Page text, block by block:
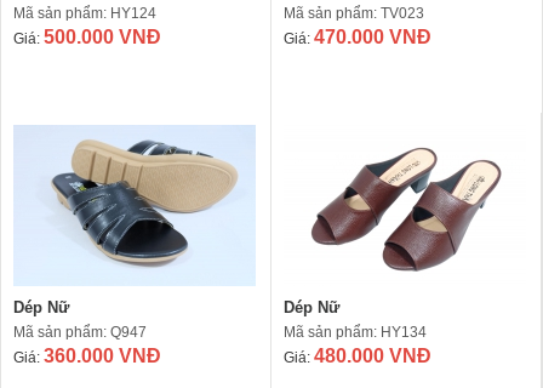
Mã sản phẩm: HY124
Giá: 500.000 VNĐ
Mã sản phẩm: TV023
Giá: 470.000 VNĐ
Dép Nữ
Mã sản phẩm: Q947
Giá: 360.000 VNĐ
Dép Nữ
Mã sản phẩm: HY134
Giá: 480.000 VNĐ